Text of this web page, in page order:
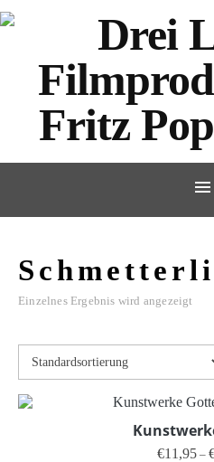
Einzelnes Ergebnis wird angezeigt
€11,95 –